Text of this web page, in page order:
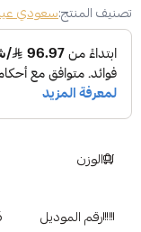
تصنيف المنتج:سعودي عيار
الوزن
رقم الموديل